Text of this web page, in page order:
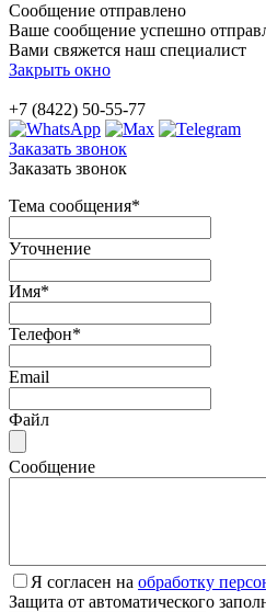
Сообщение отправлено
Ваше сообщение успешно
Вами свяжется наш специалист
Закрыть окно
+7 (8422) 50-55-77
Заказать звонок
Заказать звонок
Тема сообщения*
Уточнение
Имя*
Телефон*
Email
Файл
Сообщение
Я согласен на обработку
Защита от автоматического